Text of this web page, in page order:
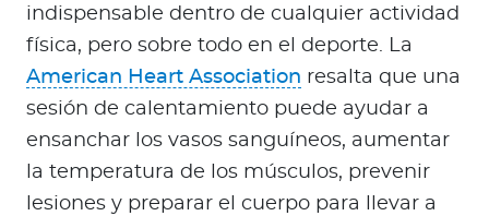
d
indispensable dentro de cualquier actividad
física, pero sobre todo en el deporte. La
American Heart Association resalta que una
sesión de calentamiento puede ayudar a
ensanchar los vasos sanguíneos, aumentar
la temperatura de los músculos, prevenir
lesiones y preparar el cuerpo para llevar a